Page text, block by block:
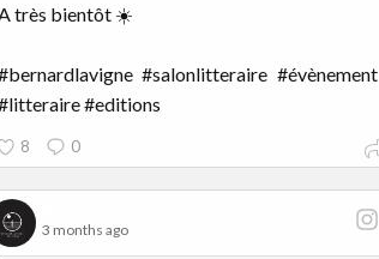
A très bientôt ☀️
#salonlitteraire #évènement
#editions
8 0
3 months ago